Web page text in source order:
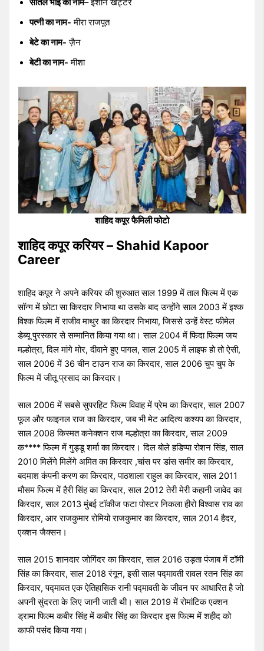
सौतेले भाई का नाम– ईशान खट्टर
पत्नी का नाम- मीरा राजपूत
बेटे का नाम- ज़ैन
बेटी का नाम- मीशा
शाहिद कपूर फैमिली फोटो
शाहिद कपूर करियर – Shahid Kapoor
Career
शाहिद कपूर ने अपने करियर की शुरुआत साल 1999 में ताल फिल्म में एक
सॉन्ग में छोटा सा किरदार निभाया था उसके बाद उन्होंने साल 2003 में इश्क
विश्क फिल्म में राजीव माथुर का किरदार निभाया, जिससे उन्हें वेस्ट फीमेल
डेब्यू पुरस्कार से सम्मानित किया गया था। साल 2004 में फिदा फिल्म जय
मल्होत्रा, दिल मांगे मोर, दीवाने हुए पागल, साल 2005 में लाइफ हो तो ऐसी,
साल 2006 में 36 चीन टाउन राज का किरदार, साल 2006 चुप चुप के
फिल्म में जीतू प्रसाद का किरदार।
साल 2006 में सबसे सुपरहिट फिल्म विवाह में प्रेम का किरदार, साल 2007
फूल और फाइनल राज का किरदार, जब भी मेट आदित्य कश्यप का किरदार,
साल 2008 किस्मत कनेक्शन राज मल्होत्रा का किरदार, साल 2009
क**** फिल्म में गुड्डू शर्मा का किरदार। दिल बोले हडिप्पा रोशन सिंह, साल
2010 मिलेंगे मिलेंगे अमित का किरदार ,चांस पर डांस समीर का किरदार,
बदमाश कंपनी करण का किरदार, पाठशाला राहुल का किरदार, साल 2011
मौसम फिल्म में हैरी सिंह का किरदार, साल 2012 तेरी मेरी कहानी जावेद का
किरदार, साल 2013 मुंबई टॉकीज फटा पोस्टर निकला हीरो विश्वास राव का
किरदार, आर राजकुमार रोमियो राजकुमार का किरदार, साल 2014 हैदर,
एक्शन जैक्सन।
साल 2015 शानदार जोगिंदर का किरदार, साल 2016 उड़ता पंजाब में टॉमी
सिंह का किरदार, साल 2018 रंगून, इसी साल पद्मावती रावल रतन सिंह का
किरदार, पद्मावत एक ऐतिहासिक रानी पद्मावती के जीवन पर आधारित है जो
अपनी सुंदरता के लिए जानी जाती थी। साल 2019 में रोमांटिक एक्शन
ड्रामा फिल्म कबीर सिंह में कबीर सिंह का किरदार इस फिल्म में शहीद को
काफी पसंद किया गया।